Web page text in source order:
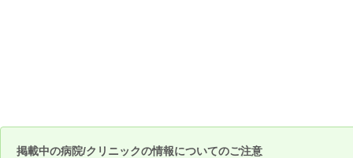
掲載中の病院/クリニックの情報についてのご注意